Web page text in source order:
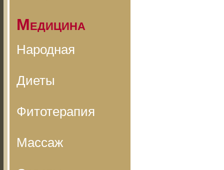
Медицина
Народная
Диеты
Фитотерапия
Массаж